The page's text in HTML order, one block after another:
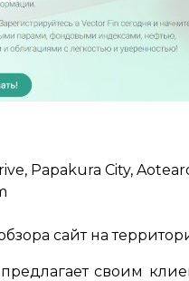
Papakura City,
сайт на
своим